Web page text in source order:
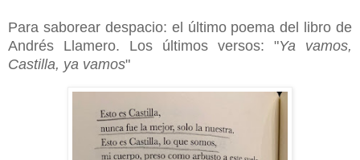
Para saborear despacio: el último poema del libro de
Andrés Llamero. Los últimos versos: "Ya vamos,
Castilla, ya vamos"